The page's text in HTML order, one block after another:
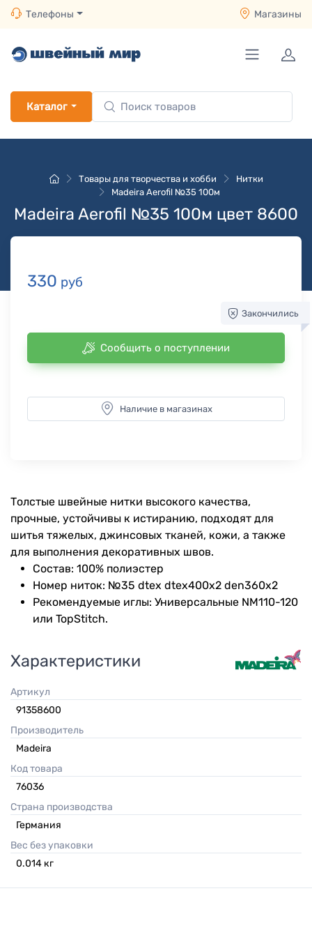
Телефоны Магазины
Каталог
Товары для творчества и хобби
Нитки
Madeira Aerofil №35 100м
Madeira Aerofil №35 100м цвет 8600
330 руб
Закончились
Сообщить о поступлении
Наличие в магазинах
Толстые швейные нитки высокого качества,
прочные, устойчивы к истиранию, подходят для
шитья тяжелых, джинсовых тканей, кожи, а также
для выполнения декоративных швов.
Состав: 100% полиэстер
Номер ниток: №35 dtex dtex400x2 den360x2
Рекомендуемые иглы: Универсальные NM110-120
или TopStitch.
Характеристики
Артикул
91358600
Производитель
Madeira
Код товара
76036
Страна производства
Германия
Вес без упаковки
0.014 кг